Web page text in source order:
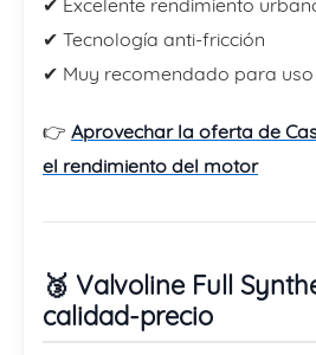
✔ Tecnología anti-fricción
✔ Muy recomendado para
👉 Aprovechar la oferta de
el rendimiento del motor
🥉 Valvoline Full
calidad-precio